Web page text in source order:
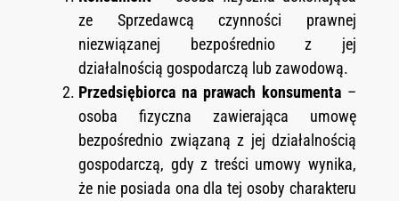
ze Sprzedawcą czynności prawnej
niezwiązanej bezpośrednio z jej
działalnością gospodarczą lub zawodową.
Przedsiębiorca na prawach konsumenta –
osoba fizyczna zawierająca umowę
bezpośrednio związaną z jej działalnością
gospodarczą, gdy z treści umowy wynika,
że nie posiada ona dla tej osoby charakteru